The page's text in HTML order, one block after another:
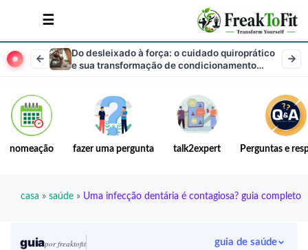
Do desleixado à força: o cuidado quiroprático
e sua transformação de condicionamento
nomeação fazer uma pergunta talk2expert Perguntas e
casa » saúde » Uma infecção dentária é contagiosa? guia completo
guiapor freaktofit guia de saúde